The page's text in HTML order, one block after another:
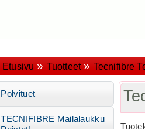
Etusivu » Tuotteet» Tecnifibre
Polvituet
TECNIFIBRE Mailalaukku